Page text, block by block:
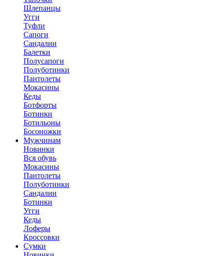
Шлепанцы
Угги
Туфли
Сапоги
Сандалии
Балетки
Полусапоги
Полуботинки
Пантолеты
Мокасины
Кеды
Ботфорты
Ботинки
Ботильоны
Босоножки
Мужчинам
Новинки
Вся обувь
Мокасины
Пантолеты
Полуботинки
Сандалии
Ботинки
Угги
Кеды
Лоферы
Кроссовки
Сумки